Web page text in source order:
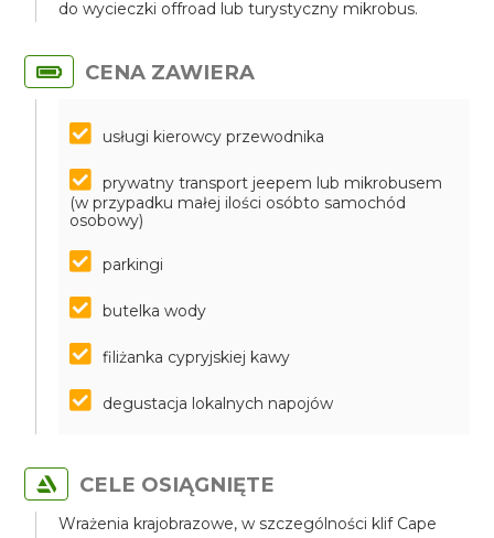
do wycieczki offroad lub turystyczny mikrobus.
CENA ZAWIERA
usługi kierowcy przewodnika
prywatny transport jeepem lub mikrobusem
(w przypadku małej ilości osóbto samochód
osobowy)
parkingi
butelka wody
filiżanka cypryjskiej kawy
degustacja lokalnych napojów
CELE OSIĄGNIĘTE
Wrażenia krajobrazowe, w szczególności klif Cape